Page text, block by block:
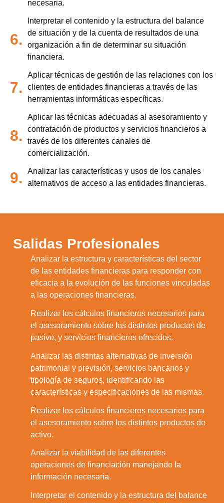
necesaria.
6.
Interpretar el contenido y la estructura del balance
de situación y de la cuenta de resultados de una
organización a fin de determinar su situación
financiera.
7.
Aplicar técnicas de gestión de las relaciones con los
clientes de entidades financieras a través de las
herramientas informáticas específicas.
8.
Aplicar las técnicas adecuadas al asesoramiento y
contratación de productos y servicios financieros a
través de los diferentes canales de
comercialización.
9.
Analizar las características y usos de los canales
alternativos de acceso a las entidades financieras.
Salidas Profesionales
Analizar la estructura y características del sector
de las entidades financieras para responder con
eficacia a la evolución de las funciones vinculadas
a las operaciones financieras.
Realizar los cálculos financieros necesarios para
el asesoramiento sobre los distintos productos de
pasivo, y servicios financieros ofrecidos.
Analizar las distintas alternativas de inversión
patrimonial y previsión, servicios bancarios y
tipología de seguros, identificando las
características y especificaciones de las mismas.
Realizar los cálculos financieros necesarios para
el asesoramiento sobre los distintos productos de
activo.
Analizar la viabilidad de las diferentes
operaciones de financiación manejando la
información necesaria.
Interpretar el contenido y la estructura del balance